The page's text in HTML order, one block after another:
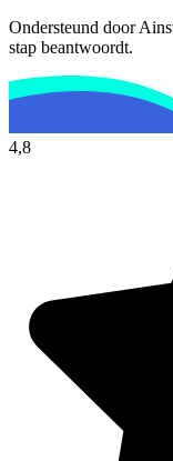
Ondersteund door
stap beantwoordt.
4,8